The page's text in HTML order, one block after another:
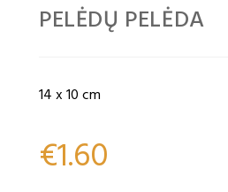
PELĖDŲ PELĖDA
14 x 10 cm
€1.60